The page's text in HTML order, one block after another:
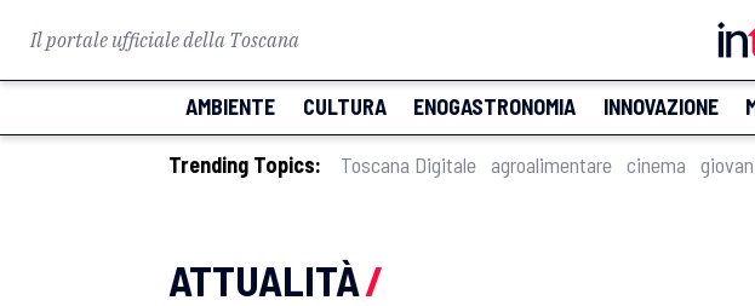
Il portale ufficiale della Toscana
AMBIENTE CULTURA ENOGASTRONOMIA INNOVAZIONE
Trending Topics: Toscana Digitale agroalimentare cinema
ATTUALITÀ/